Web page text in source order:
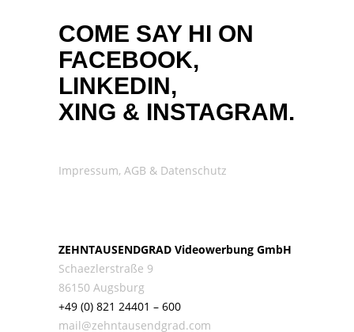
COME SAY HI ON
FACEBOOK,
LINKEDIN,
XING & INSTAGRAM.
Impressum, AGB & Datenschutz
ZEHNTAUSENDGRAD Videowerbung GmbH
Schaezlerstraße 9
86150 Augsburg
+49 (0) 821 24401 – 600
mail@zehntausendgrad.com